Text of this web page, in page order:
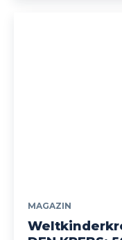
MAGAZIN